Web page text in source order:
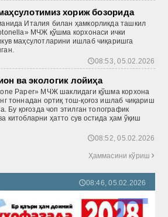
хориж бозорида
Италия билан ҳамкорликда ташкил
МЧЖ қўшма корхонаси ички
маҳсулотларини ишлаб чиқаришга
🕔08:53, 05.02.2026
ва экологик лойиҳа
Paper» МЧЖ шаклидаги қўшма корхона
тоннадан ортиқ тош-қоғоз ишлаб чиқариш
Бу қоғозда чоп этилган топографик
китобларни ҳатто сув остида ҳам ўқиш
🕔08:52, 05.02.2026
Ҳаммасини кўриш
🕔08:46, 05.02.2026